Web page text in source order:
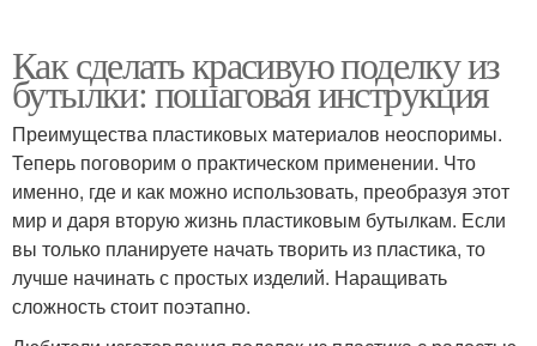
Как сделать красивую поделку из
бутылки: пошаговая инструкция
Преимущества пластиковых материалов неоспоримы.
Теперь поговорим о практическом применении. Что
именно, где и как можно использовать, преобразуя этот
мир и даря вторую жизнь пластиковым бутылкам. Если
вы только планируете начать творить из пластика, то
лучше начинать с простых изделий. Наращивать
сложность стоит поэтапно.